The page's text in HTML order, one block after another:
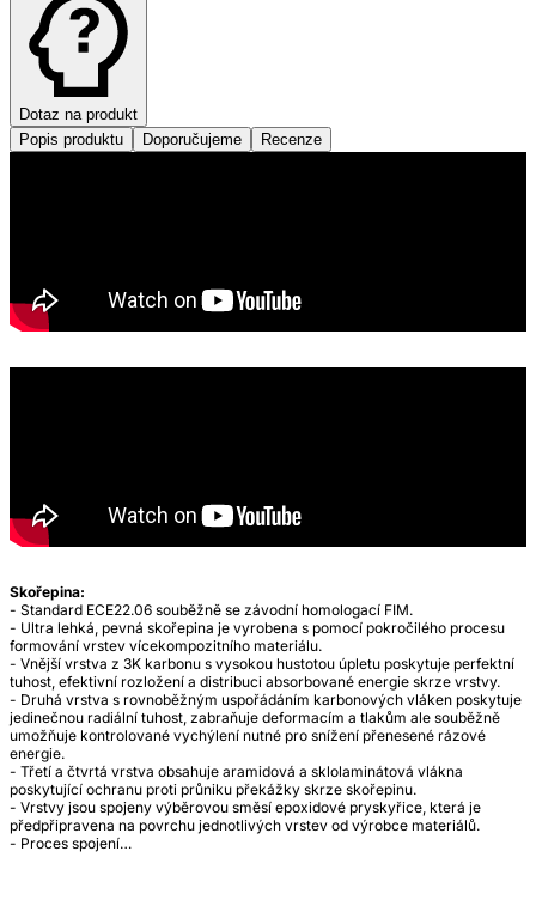
Dotaz na produkt
Popis produktu
Doporučujeme Recenze
Skořepina:
- Standard ECE22.06 souběžně se závodní homologací FIM.
- Ultra lehká, pevná skořepina je vyrobena s pomocí pokročilého procesu
formování vrstev vícekompozitního materiálu.
- Vnější vrstva z 3K karbonu s vysokou hustotou úpletu poskytuje perfektní
tuhost, efektivní rozložení a distribuci absorbované energie skrze vrstvy.
- Druhá vrstva s rovnoběžným uspořádáním karbonových vláken poskytuje
jedinečnou radiální tuhost, zabraňuje deformacím a tlakům ale souběžně
umožňuje kontrolované vychýlení nutné pro snížení přenesené rázové
energie.
- Třetí a čtvrtá vrstva obsahuje aramidová a sklolaminátová vlákna
poskytující ochranu proti průniku překážky skrze skořepinu.
- Vrstvy jsou spojeny výběrovou směsí epoxidové pryskyřice, která je
předpřipravena na povrchu jednotlivých vrstev od výrobce materiálů.
- Proces spojení…